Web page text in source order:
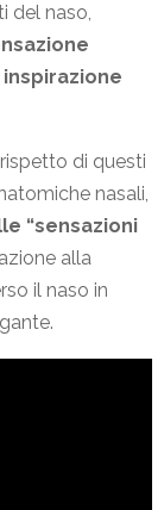
del naso,
inspirazione
di questi
nasali,
“sensazioni
alla
il naso in